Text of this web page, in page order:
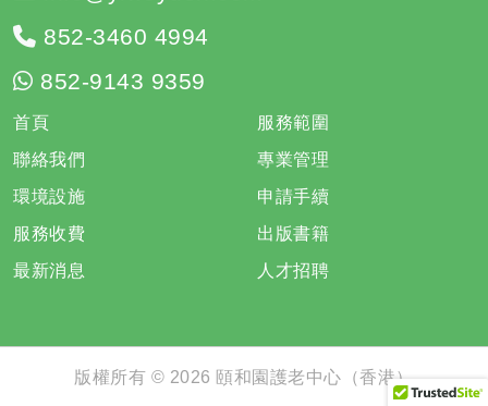
852-3460 4994
852-9143 9359
首頁
聯絡我們
環境設施
服務收費
最新消息
服務範圍
專業管理
申請手續
出版書籍
人才招聘
版權所有 © 2026 頤和園護老中心（香港）